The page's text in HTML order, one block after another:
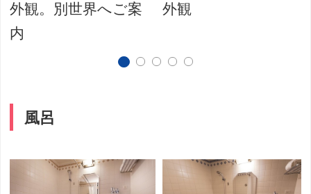
外観。別世界へご案
内
外観
風呂